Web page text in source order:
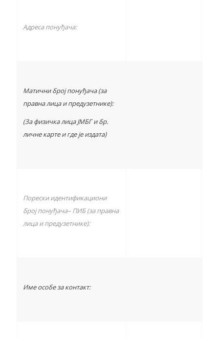
Адреса понуђача:
Матични број понуђача (за
правна лица и предузетнике):
(За физичка лица ЈМБГ и бр.
личне карте и где је издата)
Порески идентификациони
број понуђача–ПИБ(за правна
лица и предузетнике):
Име особе за контакт: